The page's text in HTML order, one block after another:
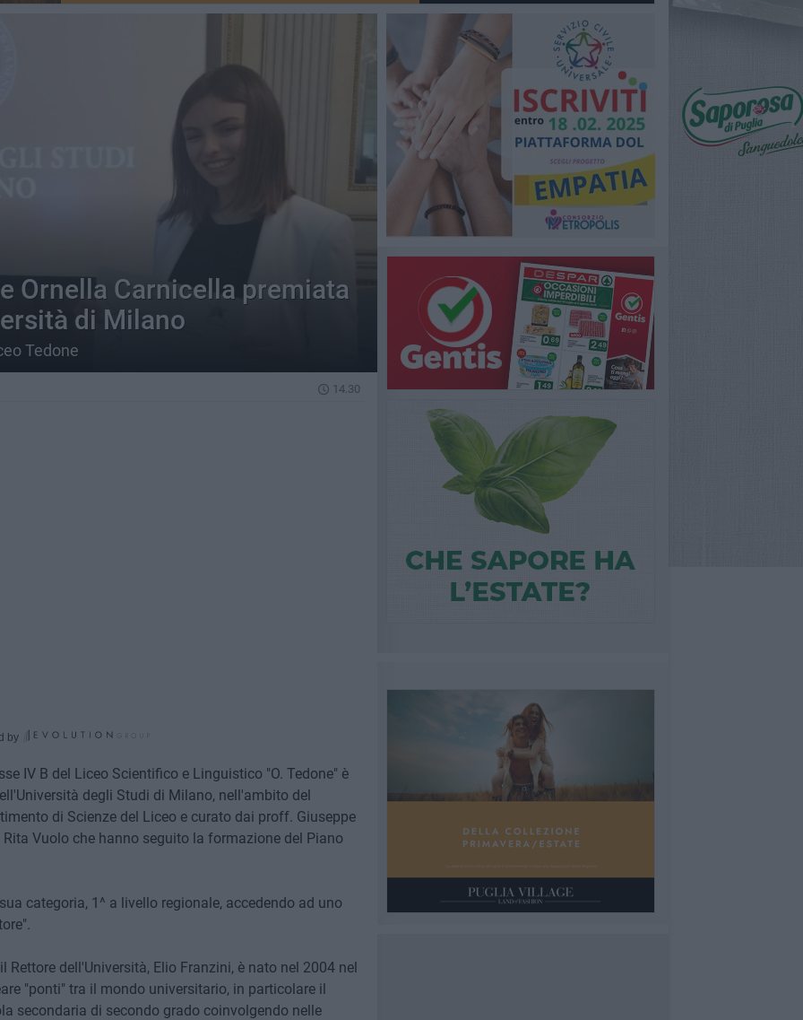
Ornella Carnicella premiata
di Milano
Tedone
14.30
by
IV B del Liceo Scientifico e Linguistico "O. Tedone" è
degli Studi di Milano, nell'ambito del
di Scienze del Liceo e curato dai proff. Giuseppe
Vuolo che hanno seguito la formazione del Piano
categoria, 1^ a livello regionale, accedendo ad uno
dell'Università, Elio Franzini, è nato nel 2004 nel
"ponti" tra il mondo universitario, in particolare il
secondaria di secondo grado coinvolgendo nelle